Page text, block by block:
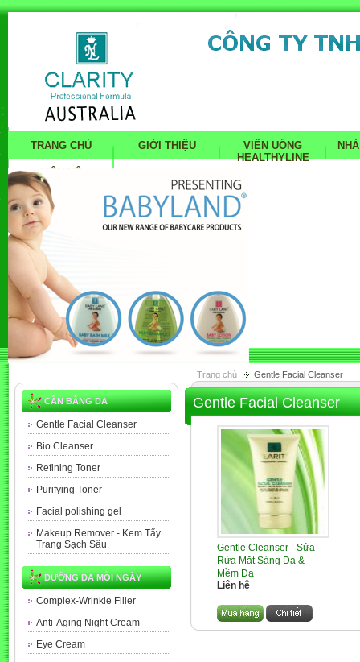
TRANG CHỦ GIỚI THIỆU
VIÊN UỐNG
HEALTHYLINE
LIÊN HỆ
CÂN BẰNG DA
Gentle Facial Cleanser
Bio Cleanser
Refining Toner
Purifying Toner
Facial polishing gel
Makeup Remover - Kem Tẩy
Trang Sạch Sâu
DƯỠNG DA MỖI NGÀY
Complex-Wrinkle Filler
Anti-Aging Night Cream
Eye Cream
Trang chủ Gentle Facial Cleanser
Gentle Facial Cleanser
Gentle Cleanser - Sửa
Rửa Mặt Sáng Da &
Mềm Da
Liên hệ